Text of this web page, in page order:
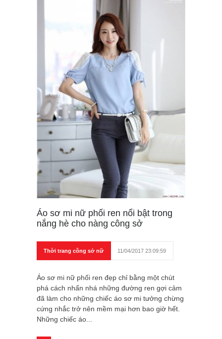
Áo sơ mi nữ phối ren nổi bật trong
nắng hè cho nàng công sở
Thời trang công sở nữ 11/04/2017 23:09:59
Áo sơ mi nữ phối ren đẹp chỉ bằng một chút
phá cách nhấn nhá những đường ren gợi cảm
đã làm cho những chiếc áo sơ mi tưởng chừng
cứng nhắc trở nên mềm mại hơn bao giờ hết.
Những chiếc áo...